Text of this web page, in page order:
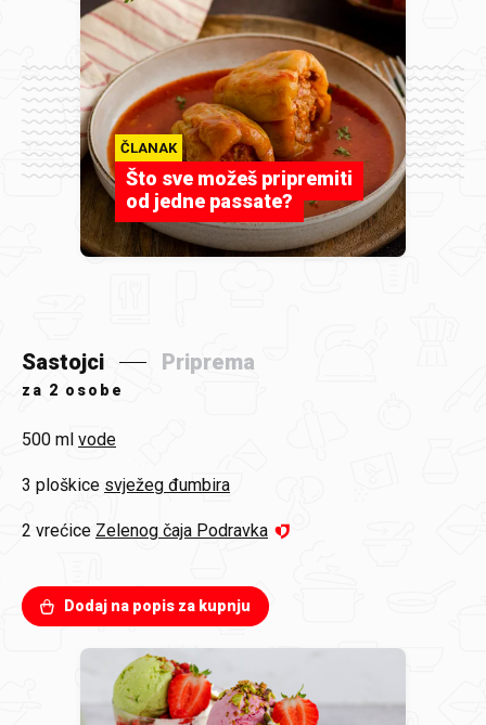
ČLANAK
Što sve možeš pripremiti
od jedne passate?
Sastojci Priprema
za 2 osobe
500 ml vode
3 ploškice svježeg đumbira
2 vrećice Zelenog čaja Podravka
Dodaj na popis za kupnju